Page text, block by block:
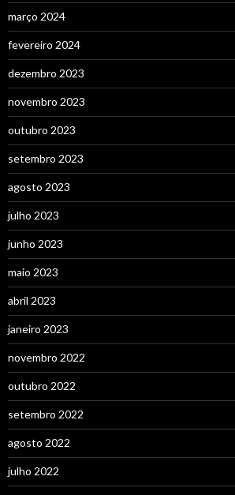
março 2024
fevereiro 2024
dezembro 2023
novembro 2023
outubro 2023
setembro 2023
agosto 2023
julho 2023
junho 2023
maio 2023
abril 2023
janeiro 2023
novembro 2022
outubro 2022
setembro 2022
agosto 2022
julho 2022